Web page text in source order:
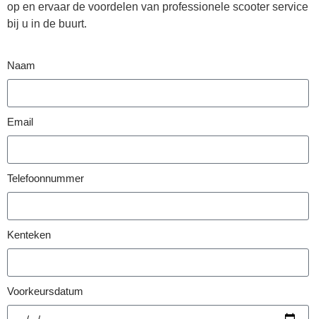
op en ervaar de voordelen van professionele scooter service
bij u in de buurt.
Naam
Email
Telefoonnummer
Kenteken
Voorkeursdatum